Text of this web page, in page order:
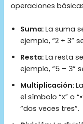
operaciones
Suma:La suma
ejemplo, “2 + 3”
Resta:La resta
ejemplo, “5 – 3”
Multiplicación:
el símbolo “x” o
“dos veces tres”.